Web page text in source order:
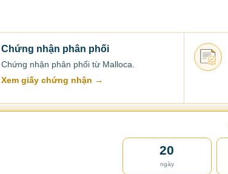
Chứng nhận phân phối
Chứng nhận phân phối từ Malloca.
Xem giấy chứng nhận →
20
ngày